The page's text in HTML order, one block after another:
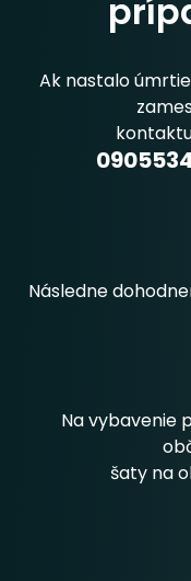
Ak nastalo
Následne
Na vybavenie
šaty na